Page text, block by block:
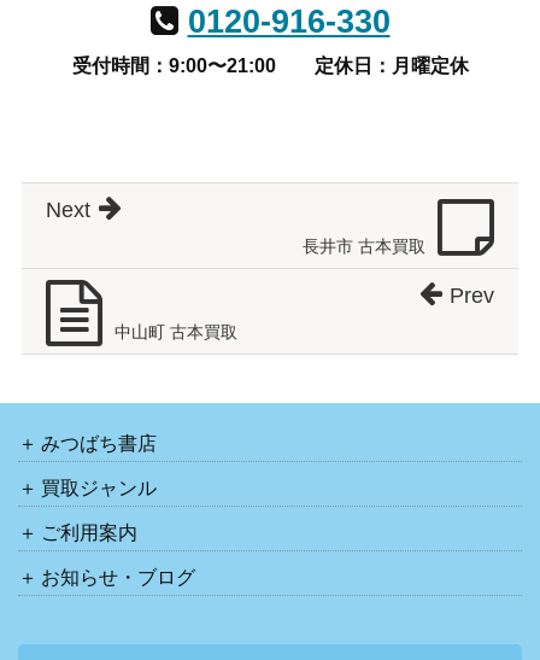
0120-916-330
受付時間：9:00〜21:00 定休日：月曜定休
長井市 古本買取
Next
中山町 古本買取
Prev
みつばち書店
買取ジャンル
ご利用案内
お知らせ・ブログ